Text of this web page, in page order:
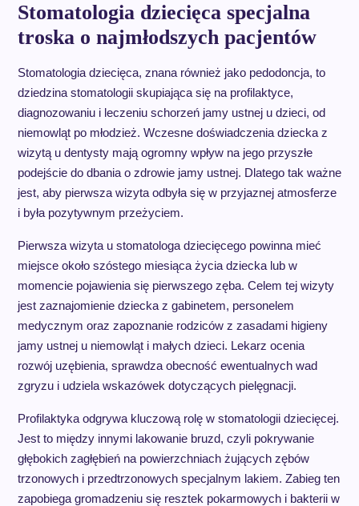
Stomatologia dziecięca specjalna
troska o najmłodszych pacjentów
Stomatologia dziecięca, znana również jako pedodoncja, to
dziedzina stomatologii skupiająca się na profilaktyce,
diagnozowaniu i leczeniu schorzeń jamy ustnej u dzieci, od
niemowląt po młodzież. Wczesne doświadczenia dziecka z
wizytą u dentysty mają ogromny wpływ na jego przyszłe
podejście do dbania o zdrowie jamy ustnej. Dlatego tak ważne
jest, aby pierwsza wizyta odbyła się w przyjaznej atmosferze
i była pozytywnym przeżyciem.
Pierwsza wizyta u stomatologa dziecięcego powinna mieć
miejsce około szóstego miesiąca życia dziecka lub w
momencie pojawienia się pierwszego zęba. Celem tej wizyty
jest zaznajomienie dziecka z gabinetem, personelem
medycznym oraz zapoznanie rodziców z zasadami higieny
jamy ustnej u niemowląt i małych dzieci. Lekarz ocenia
rozwój uzębienia, sprawdza obecność ewentualnych wad
zgryzu i udziela wskazówek dotyczących pielęgnacji.
Profilaktyka odgrywa kluczową rolę w stomatologii dziecięcej.
Jest to między innymi lakowanie bruzd, czyli pokrywanie
głębokich zagłębień na powierzchniach żujących zębów
trzonowych i przedtrzonowych specjalnym lakiem. Zabieg ten
zapobiega gromadzeniu się resztek pokarmowych i bakterii w